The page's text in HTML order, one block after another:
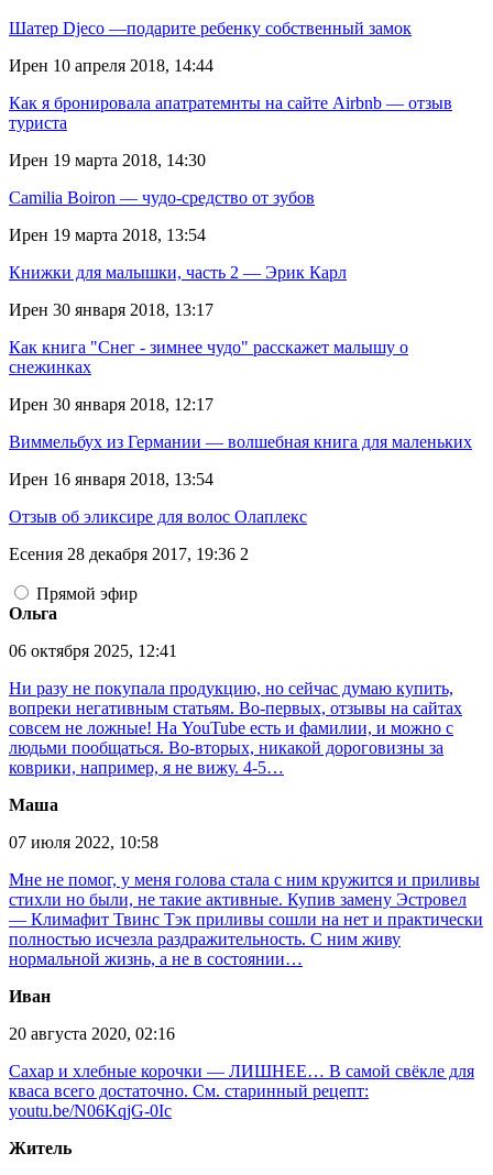
Шатер Djeco —подарите ребенку собственный замок
Ирен 10 апреля 2018, 14:44
Как я бронировала апатратемнты на сайте Airbnb — отзыв
туриста
Ирен 19 марта 2018, 14:30
Camilia Boiron — чудо-средство от зубов
Ирен 19 марта 2018, 13:54
Книжки для малышки, часть 2 — Эрик Карл
Ирен 30 января 2018, 13:17
Как книга "Снег - зимнее чудо" расскажет малышу о
снежинках
Ирен 30 января 2018, 12:17
Виммельбух из Германии — волшебная книга для маленьких
Ирен 16 января 2018, 13:54
Отзыв об эликсире для волос Олаплекс
Есения 28 декабря 2017, 19:36 2
Прямой эфир
Ольга
06 октября 2025, 12:41
Ни разу не покупала продукцию, но сейчас думаю купить,
вопреки негативным статьям. Во-первых, отзывы на сайтах
совсем не ложные! На YouTube есть и фамилии, и можно с
людьми пообщаться. Во-вторых, никакой дороговизны за
коврики, например, я не вижу. 4-5…
Маша
07 июля 2022, 10:58
Мне не помог, у меня голова стала с ним кружится и приливы
стихли но были, не такие активные. Купив замену Эстровел
— Климафит Твинс Тэк приливы сошли на нет и практически
полностью исчезла раздражительность. С ним живу
нормальной жизнь, а не в состоянии…
Иван
20 августа 2020, 02:16
Сахар и хлебные корочки — ЛИШНЕЕ… В самой свёкле для
кваса всего достаточно. См. старинный рецепт:
youtu.be/N06KqjG-0Ic
Житель